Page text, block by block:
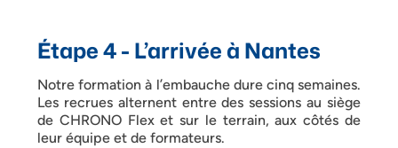
Étape 4 - L’arrivée à Nantes
Notre formation à l’embauche dure cinq semaines.
Les recrues alternent entre des sessions au siège
de CHRONO Flex et sur le terrain, aux côtés de
leur équipe et de formateurs.